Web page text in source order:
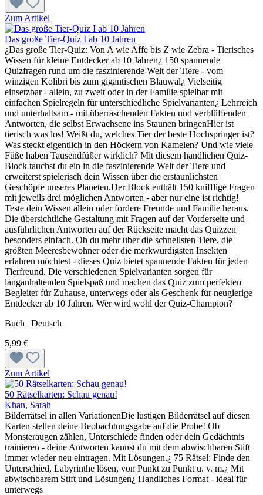
Zum Artikel
Das große Tier-Quiz I ab 10 Jahren
¿Das große Tier-Quiz: Von A wie Affe bis Z wie Zebra - Tierisches
Wissen für kleine Entdecker ab 10 Jahren¿ 150 spannende
Quizfragen rund um die faszinierende Welt der Tiere - vom
winzigen Kolibri bis zum gigantischen Blauwal¿ Vielseitig
einsetzbar - allein, zu zweit oder in der Familie spielbar mit
einfachen Spielregeln für unterschiedliche Spielvarianten¿ Lehrreich
und unterhaltsam - mit überraschenden Fakten und verblüffenden
Antworten, die selbst Erwachsene ins Staunen bringenHier ist
tierisch was los! Weißt du, welches Tier der beste Hochspringer ist?
Was steckt eigentlich in den Höckern von Kamelen? Und wie viele
Füße haben Tausendfüßer wirklich? Mit diesem handlichen Quiz-
Block tauchst du ein in die faszinierende Welt der Tiere und
erweiterst spielerisch dein Wissen über die erstaunlichsten
Geschöpfe unseres Planeten.Der Block enthält 150 knifflige Fragen
mit jeweils drei möglichen Antworten - aber nur eine ist richtig!
Teste dein Wissen allein oder fordere Freunde und Familie heraus.
Die übersichtliche Gestaltung mit Fragen auf der Vorderseite und
ausführlichen Antworten auf der Rückseite macht das Quizzen
besonders einfach. Ob du mehr über die schnellsten Tiere, die
größten Meeresbewohner oder die merkwürdigsten Insekten
erfahren möchtest - dieses Quiz bietet spannende Fakten für jeden
Tierfreund. Die verschiedenen Spielvarianten sorgen für
langanhaltenden Spielspaß und machen das Quiz zum perfekten
Begleiter für Zuhause, unterwegs oder als Geschenk für neugierige
Entdecker ab 10 Jahren. Wer wird wohl der Quiz-Champion?
Buch | Deutsch
5,99 €
Zum Artikel
50 Rätselkarten: Schau genau!
Khan, Sarah
Bilderrätsel in allen VariationenDie lustigen Bilderrätsel auf diesen
Karten stellen deine Beobachtungsgabe auf die Probe! Ob
Monsteraugen zählen, Unterschiede finden oder dein Gedächtnis
trainieren - deine Antworten kannst du mit dem abwischbaren Stift
immer wieder neu eintragen. Mit Lösungen.¿ 75 Rätsel: Finde den
Unterschied, Labyrinthe lösen, von Punkt zu Punkt u. v. m.¿ Mit
abwischbarem Stift und Lösungen¿ Handliches Format - ideal für
unterwegs